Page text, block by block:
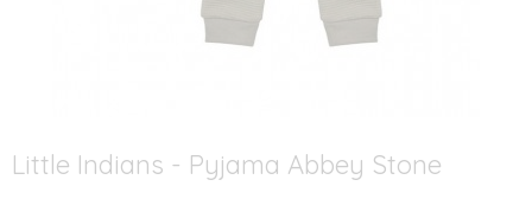
Little Indians - Pyjama Abbey Stone